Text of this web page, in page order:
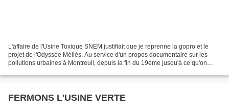
L'affaire de l'Usine Toxique SNEM justifiait que je reprenne la gopro et le
projet de l'Odyssée Méliès. Au service d'un propos documentaire sur les
pollutions urbaines à Montreuil, depuis la fin du 19ème jusqu'à ce qu'on
FERMONS L'USINE VERTE